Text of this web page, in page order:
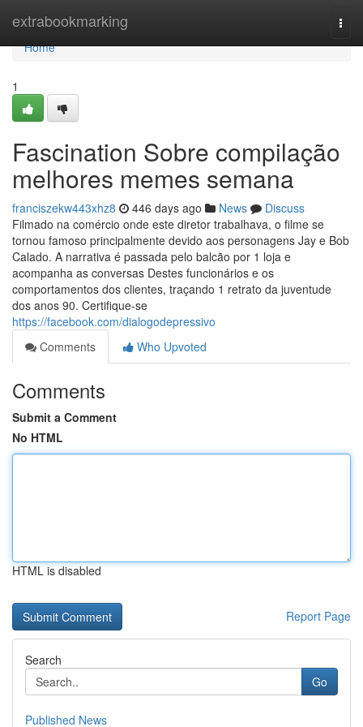
extrabookmarking
Home
Home
1
Fascination Sobre compilação
melhores memes semana
franciszekw443xhz8 446 days ago News
Discuss
Filmado na comércio onde este diretor trabalhava, o filme se
tornou famoso principalmente devido aos personagens Jay e Bob
Calado. A narrativa é passada pelo balcão por 1 loja e
acompanha as conversas Destes funcionários e os
comportamentos dos clientes, traçando 1 retrato da juventude
dos anos 90. Certifique-se
https://facebook.com/dialogodepressivo
Comments
Who Upvoted
Comments
Submit a Comment
No HTML
HTML is disabled
Report Page
Search
Go
Published News